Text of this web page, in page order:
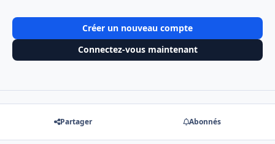
Créer un nouveau compte
Connectez-vous maintenant
Partager Abonnés